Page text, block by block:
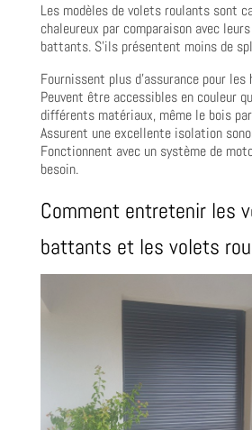
Les modèles de volets roulants sont
chaleureux par comparaison avec
battants. S’ils présentent moins de
Fournissent plus d’assurance pour
Peuvent être accessibles en couleur
différents matériaux, même le bois
Assurent une excellente isolation
Fonctionnent avec un système de
besoin.
Comment entretenir les
battants et les volets